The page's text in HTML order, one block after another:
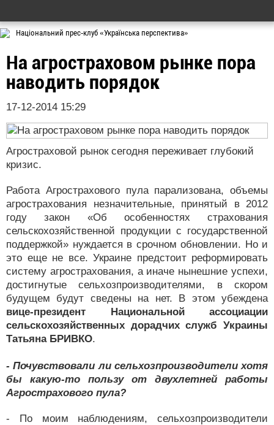
Національний прес-клуб «Українська перспектива»
На агростраховом рынке пора
наводить порядок
17-12-2014 15:29
Агростраховой рынок сегодня переживает глубокий
кризис.
Работа Агрострахового пула парализована, объемы
агрострахования незначительные, принятый в 2012
году закон «Об особенностях страхования
сельскохозяйственной продукции с государственной
поддержкой» нуждается в срочном обновлении. Но и
это еще не все. Украине предстоит реформировать
систему агрострахования, а иначе нынешние успехи,
достигнутые сельхозпроизводителями, в скором
будущем будут сведены на нет. В этом убеждена
вице-президент Национальной ассоциации
сельскохозяйственных дорадчих служб Украины
Татьяна БРИВКО.
- Почувствовали ли сельхозпроизводители хотя
бы какую-то пользу от двухлетней работы
Агрострахового пула?
- По моим наблюдениям, сельхозпроизводители